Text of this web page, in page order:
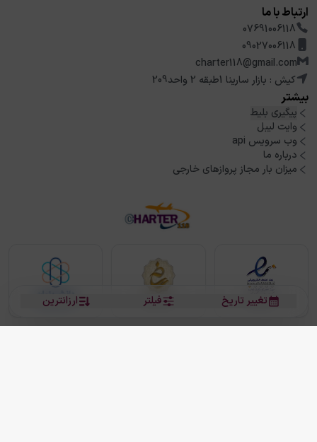
ارزانترین فیلتر تغییر تاریخ
ارتباط با ما
07691006118
09027006118
charter118@gmail.com
کیش : بازار سارینا 1طبقه 2 واحد209
بیشتر
پیگیری بلیط
وایت لیبل
وب سرویس api
درباره ما
میزان بار مجاز پروازهای خارجی